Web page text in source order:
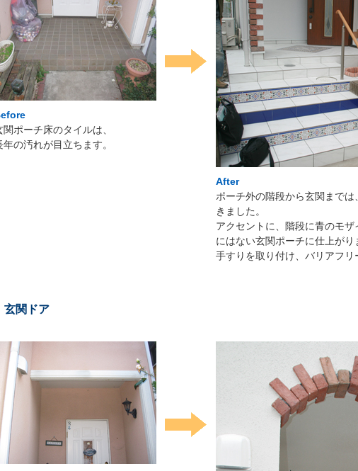
関ポーチ床のタイルは、
年の汚れが目立ちます。
After
ポーチ外の階段から玄関まで
きました。
アクセントに、階段に青のモ
にはない玄関ポーチに仕上がり
手すりを取り付け、バリアフリ
玄関ドア